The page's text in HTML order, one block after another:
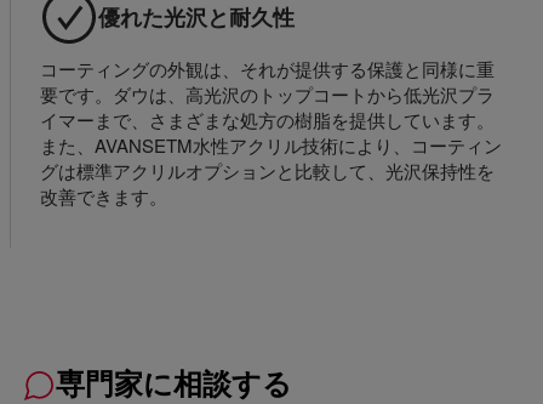
優れた光沢と耐久性
コーティングの外観は、それが提供する保護と同様に重
要です。ダウは、高光沢のトップコートから低光沢プラ
イマーまで、さまざまな処方の樹脂を提供しています。
また、AVANSETM水性アクリル技術により、コーティン
グは標準アクリルオプションと比較して、光沢保持性を
改善できます。
専門家に相談する